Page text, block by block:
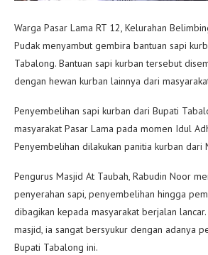
Warga Pasar Lama RT 12, Kelurahan
Pudak menyambut gembira bantuan sapi
Tabalong. Bantuan sapi kurban tersebut
dengan hewan kurban lainnya dari
Penyembelihan sapi kurban dari Bupati
masyarakat Pasar Lama pada momen Idul
Penyembelihan dilakukan panitia kurban dari
Pengurus Masjid At Taubah, Rabudin Noor
penyerahan sapi, penyembelihan hingga
dibagikan kepada masyarakat berjalan
masjid, ia sangat bersyukur dengan adanya
Bupati Tabalong ini.